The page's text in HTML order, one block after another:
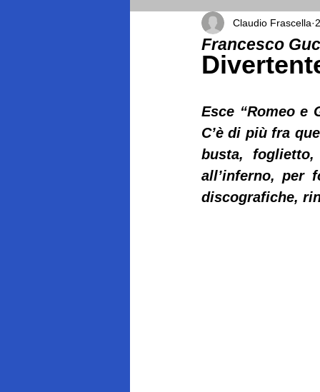
Francesco
Claudio Frascella
Esce “Romeo e
C’è di più fra
busta,
all’inferno, per
discografiche,